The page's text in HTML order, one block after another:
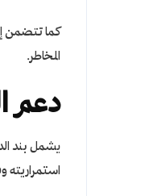
كما تتضمن
المخاطر.
دعم
استمراريته